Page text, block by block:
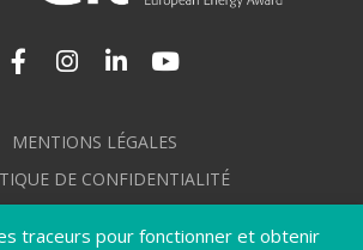
traceurs pour fonctionner et obtenir
Lien vers le compte Facebook
Lien vers le compte Instagram
Lien vers le compte
MENTIONS LÉGALES
DE CONFIDENTIALITÉ